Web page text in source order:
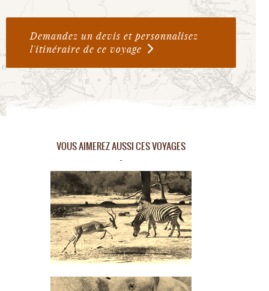
Demandez un devis et personnalisez
l'itinéraire de ce voyage
VOUS AIMEREZ AUSSI CES VOYAGES